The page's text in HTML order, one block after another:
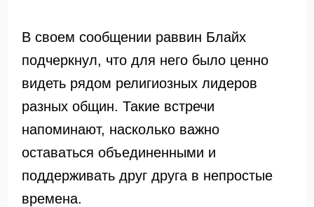
В своем сообщении раввин Блайх
подчеркнул, что для него было ценно
видеть рядом религиозных лидеров
разных общин. Такие встречи
напоминают, насколько важно
оставаться объединенными и
поддерживать друг друга в непростые
времена.